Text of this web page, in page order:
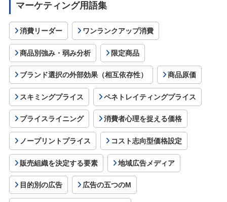
マーケティング用語集
消費リーダー ワンランクアップ消費
商品別強み・弱み分析 限定商品
ブランド選択の外部効果（相互依存性） 商品原価
スキミングプライス ペネトレイティングプライス
プライスライニング 消費者心理を捉える価格
ノープリントプライス コスト志向型価格設定
販売組織を決定する要素 地域広告メディア
目的別の広告 広告の五つのM